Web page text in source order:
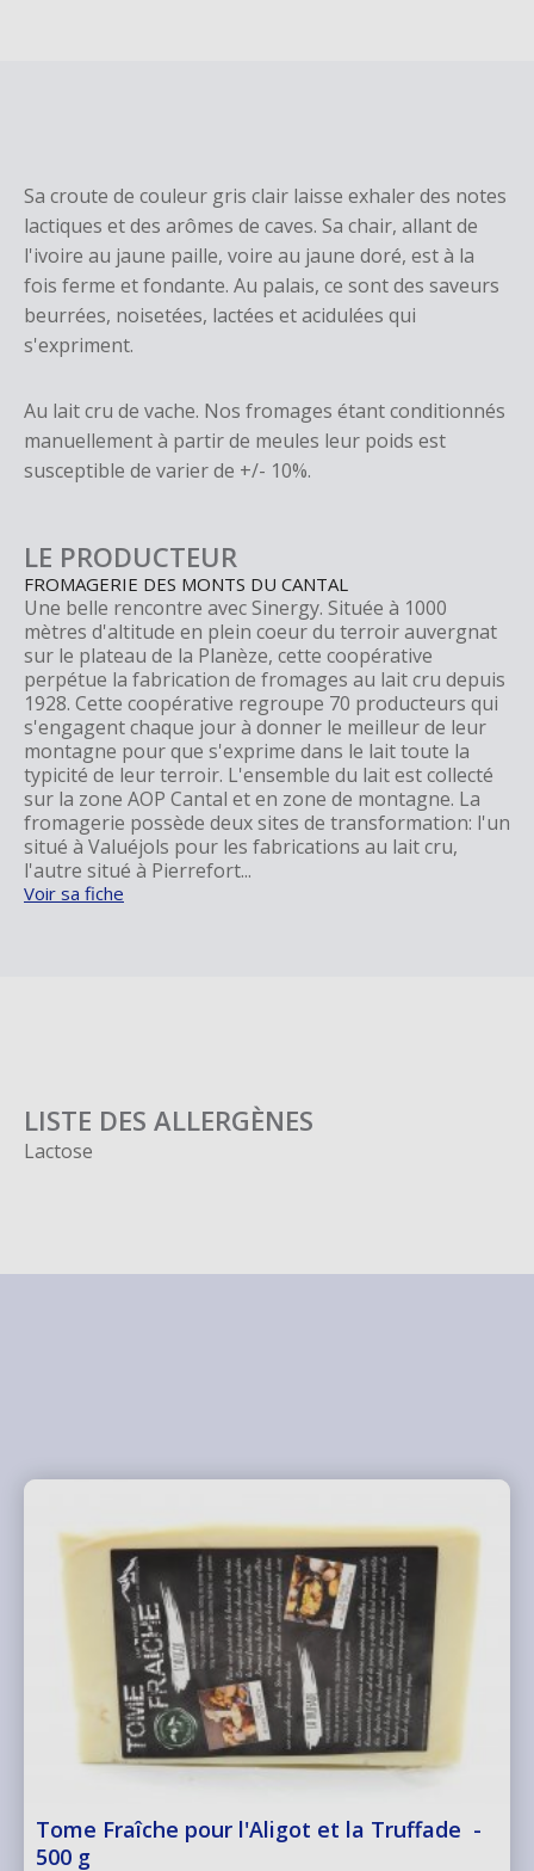
Sa croute de couleur gris clair laisse exhaler des notes
lactiques et des arômes de caves. Sa chair, allant de
l'ivoire au jaune paille, voire au jaune doré, est à la
fois ferme et fondante. Au palais, ce sont des saveurs
beurrées, noisetées, lactées et acidulées qui
s'expriment.
Au lait cru de vache. Nos fromages étant conditionnés
manuellement à partir de meules leur poids est
susceptible de varier de +/- 10%.
LE PRODUCTEUR
FROMAGERIE DES MONTS DU CANTAL
Une belle rencontre avec Sinergy. Située à 1000
mètres d'altitude en plein coeur du terroir auvergnat
sur le plateau de la Planèze, cette coopérative
perpétue la fabrication de fromages au lait cru depuis
1928. Cette coopérative regroupe 70 producteurs qui
s'engagent chaque jour à donner le meilleur de leur
montagne pour que s'exprime dans le lait toute la
typicité de leur terroir. L'ensemble du lait est collecté
sur la zone AOP Cantal et en zone de montagne. La
fromagerie possède deux sites de transformation: l'un
situé à Valuéjols pour les fabrications au lait cru,
l'autre situé à Pierrefort...
Voir sa fiche
LISTE DES ALLERGÈNES
Lactose
Tome Fraîche pour l'Aligot et la Truffade -
500 g